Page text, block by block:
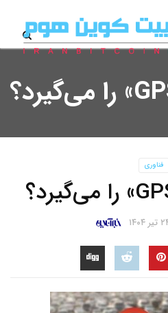
فناوری
۱۴۰۴